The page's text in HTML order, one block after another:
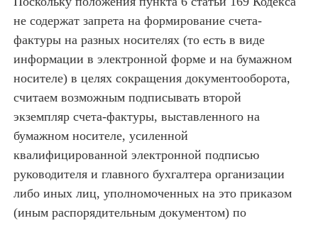
не содержат запрета на формирование счета-
фактуры на разных носителях (то есть в виде
информации в электронной форме и на бумажном
носителе) в целях сокращения документооборота,
считаем возможным подписывать второй
экземпляр счета-фактуры, выставленного на
бумажном носителе, усиленной
квалифицированной электронной подписью
руководителя и главного бухгалтера организации
либо иных лиц, уполномоченных на это приказом
(иным распорядительным документом) по